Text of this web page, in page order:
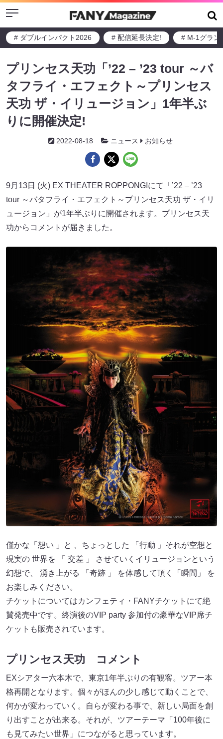
Menu
# ダブルインパクト2026 # 配信延長決定! # M-1グラン
プリンセス天功「’22 – ’23 tour ～バ
タフライ・エフェクト～プリンセス
天功 ザ・イリュージョン」1年半ぶ
りに開催決定!
2022-08-18 ニュース お知らせ
9月13日 (火) EX THEATER ROPPONGIにて「’22 – ’23
tour ～バタフライ・エフェクト～プリンセス天功 ザ・イリ
ュージョン」が1年半ぶりに開催されます。プリンセス天
功からコメントが届きました。
僅かな「想い 」と 、ちょっとした 「行動 」それが空想と
現実の 世界を 「 交差 」 させていくイリュージョンという
幻想で、 湧き上がる 「奇跡 」 を体感して頂く「瞬間」 を
お楽しみください。
チケットについてはカンフェティ・FANYチケットにて絶
賛発売中です。終演後のVIP party 参加付の豪華なVIP席チ
ケットも販売されています。
プリンセス天功 コメント
EXシアター六本木で、東京1年半ぶりの有観客。ツアー本
格再開となります。個々がほんの少し感じて動くことで、
何かが変わっていく。自らが変わる事で、新しい局面を創
り出すことが出来る。それが、ツアーテーマ「100年後に
も見てみたい世界」につながると思っています。